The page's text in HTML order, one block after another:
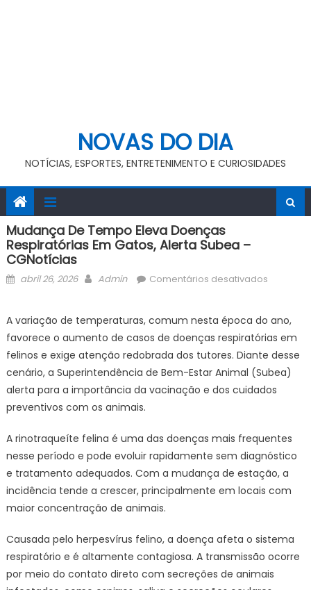
NOVAS DO DIA
NOTÍCIAS, ESPORTES, ENTRETENIMENTO E CURIOSIDADES
Mudança De Tempo Eleva Doenças
Respiratórias Em Gatos, Alerta Subea –
CGNotícias
Posted
abril 26, 2026 Author
Admin Comentários desativadosem
tempo
eleva
doenças
em
Subea
–
A variação de temperaturas, comum nesta época do ano,
favorece o aumento de casos de doenças respiratórias em
felinos e exige atenção redobrada dos tutores. Diante desse
cenário, a Superintendência de Bem-Estar Animal (Subea)
alerta para a importância da vacinação e dos cuidados
preventivos com os animais.
A rinotraqueíte felina é uma das doenças mais frequentes
nesse período e pode evoluir rapidamente sem diagnóstico
e tratamento adequados. Com a mudança de estação, a
incidência tende a crescer, principalmente em locais com
maior concentração de animais.
Causada pelo herpesvírus felino, a doença afeta o sistema
respiratório e é altamente contagiosa. A transmissão ocorre
por meio do contato direto com secreções de animais